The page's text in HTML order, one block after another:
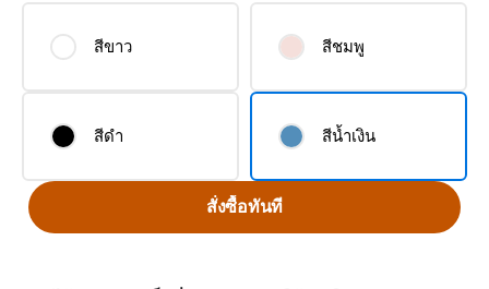
สีขาว สีชมพู
สีดำ สีน้ำเงิน
สั่งซื้อทันที